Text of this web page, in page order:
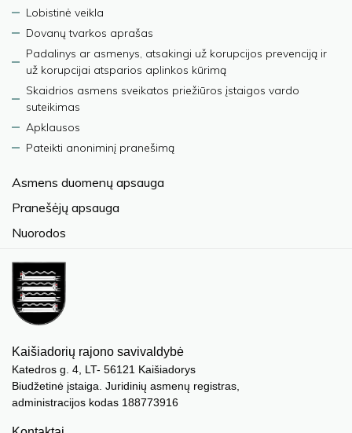
Lobistinė veikla
Dovanų tvarkos aprašas
Padalinys ar asmenys, atsakingi už korupcijos prevenciją ir
už korupcijai atsparios aplinkos kūrimą
Skaidrios asmens sveikatos priežiūros įstaigos vardo
suteikimas
Apklausos
Pateikti anoniminį pranešimą
Asmens duomenų apsauga
Pranešėjų apsauga
Nuorodos
Kaišiadorių rajono savivaldybė
Katedros g. 4, LT- 56121 Kaišiadorys
Biudžetinė įstaiga. Juridinių asmenų registras,
administracijos kodas 188773916